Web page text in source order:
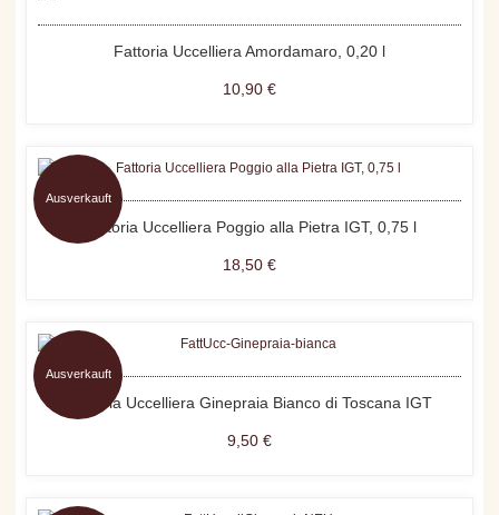
Fattoria Uccelliera Amordamaro, 0,20 l
10,90 €
Ausverkauft
Fattoria Uccelliera Poggio alla Pietra IGT, 0,75 l
18,50 €
Ausverkauft
Fattoria Uccelliera Ginepraia Bianco di Toscana IGT
9,50 €